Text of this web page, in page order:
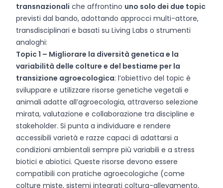
transnazionali che affrontino uno solo dei due topic
previsti dal bando, adottando approcci multi-attore,
transdisciplinari e basati su Living Labs o strumenti
analoghi:
Topic 1 – Migliorare la diversità genetica e la
variabilità delle colture e del bestiame per la
transizione agroecologica: l’obiettivo del topic è
sviluppare e utilizzare risorse genetiche vegetali e
animali adatte all’agroecologia, attraverso selezione
mirata, valutazione e collaborazione tra discipline e
stakeholder. Si punta a individuare e rendere
accessibili varietà e razze capaci di adattarsi a
condizioni ambientali sempre più variabili e a stress
biotici e abiotici. Queste risorse devono essere
compatibili con pratiche agroecologiche (come
colture miste, sistemi integrati coltura-allevamento,